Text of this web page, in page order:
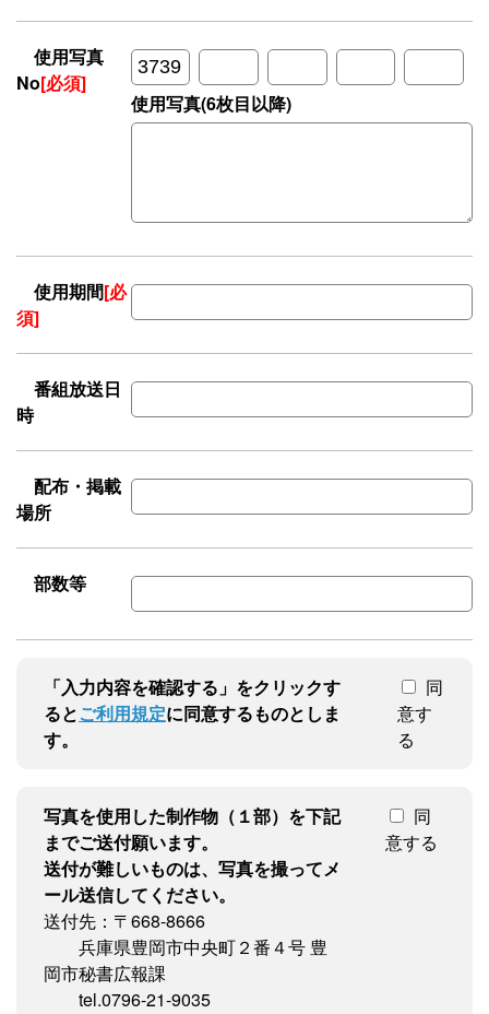
使用写真
No[必須]
使用写真(6枚目以降)
使用期間[必
須]
番組放送日
時
配布・掲載
場所
部数等
「入力内容を確認する」をクリックす
るとご利用規定に同意するものとしま
す。
同
意す
る
写真を使用した制作物（１部）を下記
までご送付願います。
送付が難しいものは、写真を撮ってメ
ール送信してください。
送付先：〒668-8666
兵庫県豊岡市中央町２番４号 豊
岡市秘書広報課
tel.0796-21-9035
同
意する